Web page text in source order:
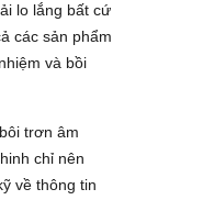
lo lắng bất cứ
các sản phẩm
và bồi
trơn âm
chỉ nên
về thông tin